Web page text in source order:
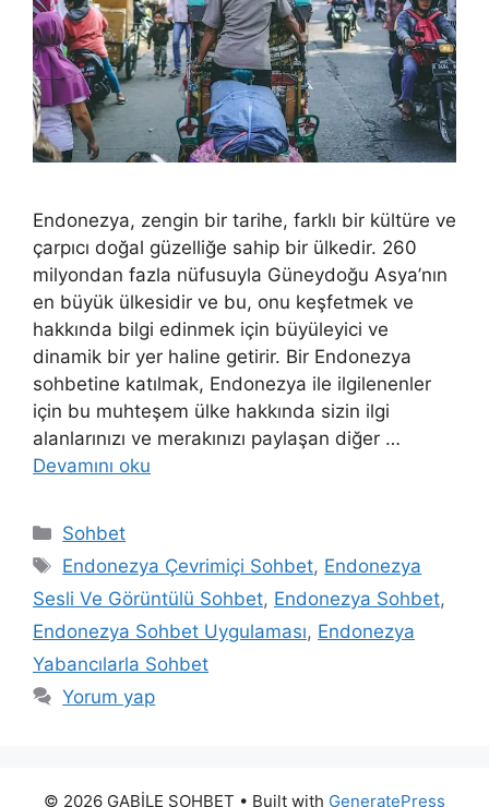
Endonezya, zengin bir tarihe, farklı bir kültüre ve
çarpıcı doğal güzelliğe sahip bir ülkedir. 260
milyondan fazla nüfusuyla Güneydoğu Asya’nın
en büyük ülkesidir ve bu, onu keşfetmek ve
hakkında bilgi edinmek için büyüleyici ve
dinamik bir yer haline getirir. Bir Endonezya
sohbetine katılmak, Endonezya ile ilgilenenler
için bu muhteşem ülke hakkında sizin ilgi
alanlarınızı ve merakınızı paylaşan diğer …
Devamını oku
Kategoriler
Sohbet
Etiketler
Endonezya Çevrimiçi Sohbet, Endonezya
Sesli Ve Görüntülü Sohbet, Endonezya Sohbet,
Endonezya Sohbet Uygulaması, Endonezya
Yabancılarla Sohbet
Yorum yap
© 2026 GABİLE SOHBET • Built with GeneratePress